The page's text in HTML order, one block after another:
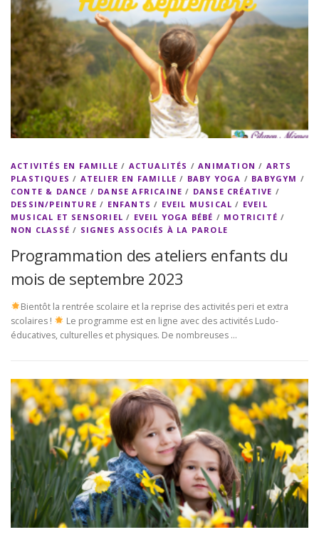
ACTIVITÉS EN FAMILLE / ACTUALITÉS /ANIMATION / ARTS
PLASTIQUES / ATELIER EN FAMILLE / BABY YOGA / BABYGYM /
CONTE & DANCE / DANSE AFRICAINE / DANSE CRÉATIVE /
DESSIN/PEINTURE / ENFANTS / EVEIL MUSICAL / EVEIL
MUSICAL ET SENSORIEL / EVEIL YOGA BÉBÉ / MOTRICITÉ /
NON CLASSÉ / SIGNES ASSOCIÉS À LA PAROLE
Programmation des ateliers enfants du
mois de septembre 2023
Bientôt la rentrée scolaire et la reprise des activités peri et extra
scolaires !
Le programme est en ligne avec des activités Ludo-
éducatives, culturelles et physiques. De nombreuses …